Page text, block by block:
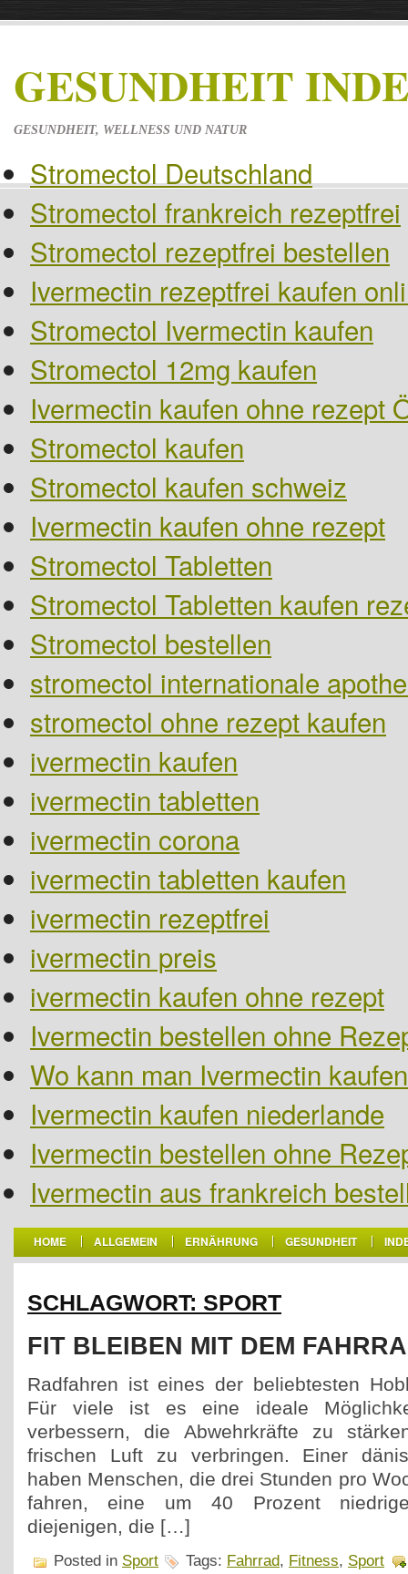
GESUNDHEIT
GESUNDHEIT, WELLNESS UND NATUR
Stromectol Deutschland
Stromectol frankreich rezeptfrei
Stromectol rezeptfrei bestellen
Ivermectin rezeptfrei kaufen
Stromectol Ivermectin kaufen
Stromectol 12mg kaufen
Ivermectin kaufen ohne rezept
Stromectol kaufen
Stromectol kaufen schweiz
Ivermectin kaufen ohne rezept
Stromectol Tabletten
Stromectol Tabletten kaufen
Stromectol bestellen
stromectol internationale
stromectol ohne rezept kaufen
ivermectin kaufen
ivermectin tabletten
ivermectin corona
ivermectin tabletten kaufen
ivermectin rezeptfrei
ivermectin preis
ivermectin kaufen ohne rezept
Ivermectin bestellen ohne
Wo kann man Ivermectin kaufen
Ivermectin kaufen niederlande
Ivermectin bestellen ohne
Ivermectin aus frankreich
HOME ALLGEMEIN ERNÄHRUNG GESUNDHEIT
SCHLAGWORT: SPORT
FIT BLEIBEN MIT DEM
Radfahren ist eines der beliebtesten
Für viele ist es eine ideale
verbessern, die Abwehrkräfte zu
frischen Luft zu verbringen. Einer
haben Menschen, die drei Stunden pro
fahren, eine um 40 Prozent
diejenigen, die […]
Posted in Sport Tags: Fahrrad, Fitness, Sport